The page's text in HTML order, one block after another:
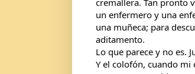
un enfermero y una
una muñeca; para
aditamento.
Lo que parece y no es.
Y el colofón, cuando mi